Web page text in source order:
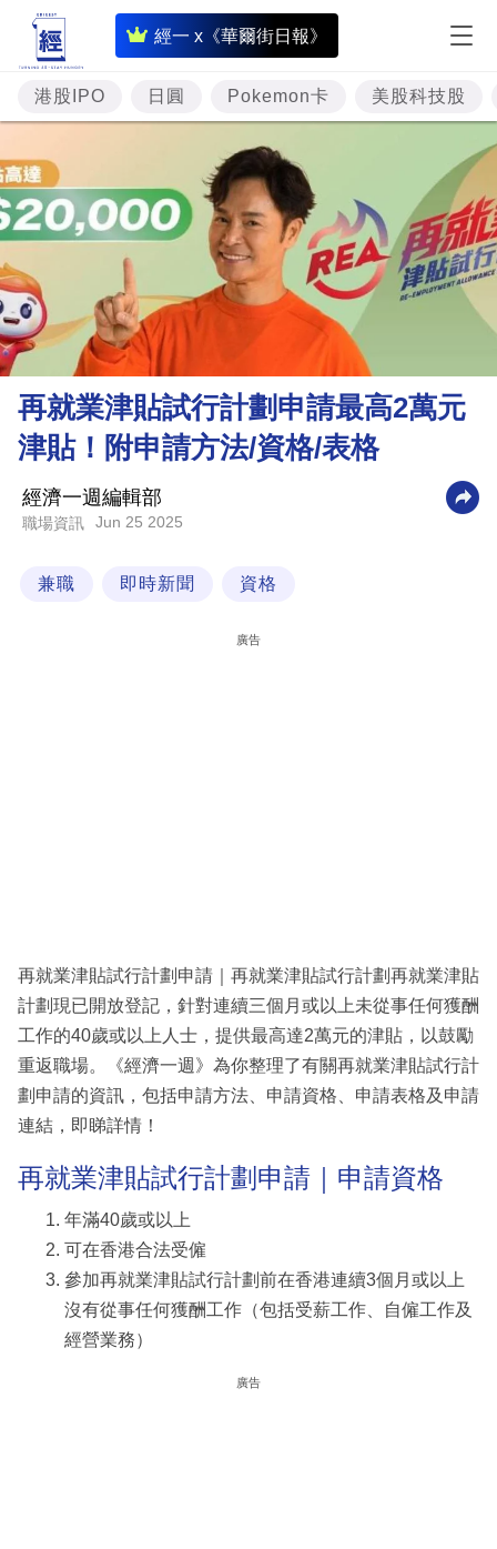
經一 x《華爾街日報》
即
時
財
經
題
投
樓
市
理
財
商
業
科
區
港股IPO 日圓 Pokemon卡 美股科技股
再就業津貼試行計劃申請最高2萬元
津貼！附申請方法/資格/表格
經濟一週編輯部
職場資訊 Jun 25 2025
兼職 即時新聞 資格
廣告
再就業津貼試行計劃申請｜再就業津貼試行計劃再就業津貼
計劃現已開放登記，針對連續三個月或以上未從事任何獲酬
工作的40歲或以上人士，提供最高達2萬元的津貼，以鼓勵
重返職場。《經濟一週》為你整理了有關再就業津貼試行計
劃申請的資訊，包括申請方法、申請資格、申請表格及申請
連結，即睇詳情！
再就業津貼試行計劃申請｜申請資格
年滿40歲或以上
可在香港合法受僱
參加再就業津貼試行計劃前在香港連續3個月或以上
沒有從事任何獲酬工作（包括受薪工作、自僱工作及
經營業務）
廣告